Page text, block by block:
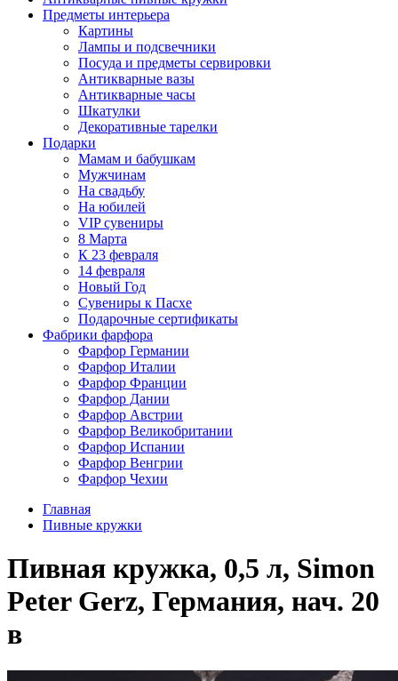
Предметы интерьера
Картины
Лампы и подсвечники
Посуда и предметы сервировки
Антикварные вазы
Антикварные часы
Шкатулки
Декоративные тарелки
Подарки
Мамам и бабушкам
Мужчинам
На свадьбу
На юбилей
VIP сувениры
8 Марта
К 23 февраля
14 февраля
Новый Год
Сувениры к Пасхе
Подарочные сертификаты
Фабрики фарфора
Фарфор Германии
Фарфор Италии
Фарфор Франции
Фарфор Дании
Фарфор Австрии
Фарфор Великобритании
Фарфор Испании
Фарфор Венгрии
Фарфор Чехии
Главная
Пивные кружки
Пивная кружка, 0,5 л, Simon
Peter Gerz, Германия, нач. 20
в